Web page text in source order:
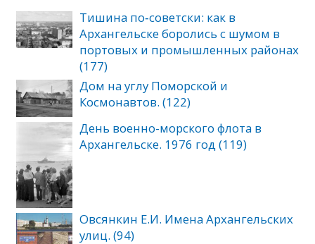
Тишина по‑советски: как в
Архангельске боролись с шумом в
портовых и промышленных районах
(177)
Дом на углу Поморской и
Космонавтов. (122)
День военно-морского флота в
Архангельске. 1976 год (119)
Овсянкин Е.И. Имена Архангельских
улиц. (94)